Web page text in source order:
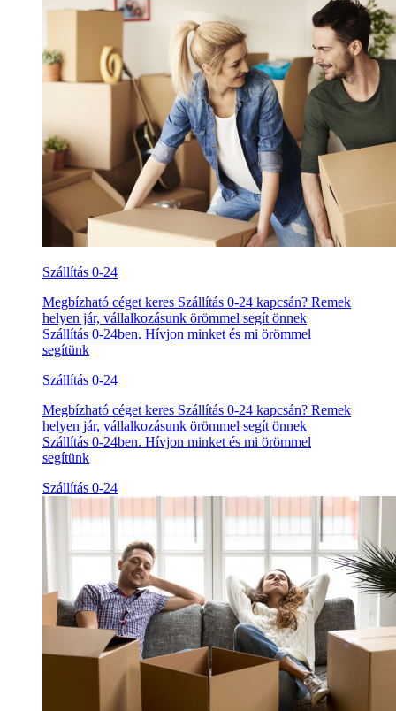
Szállítás 0-24
Megbízható céget keres Szállítás 0-24 kapcsán? Remek
helyen jár, vállalkozásunk örömmel segít önnek
Szállítás 0-24ben. Hívjon minket és mi örömmel
segítünk
Szállítás 0-24
Megbízható céget keres Szállítás 0-24 kapcsán? Remek
helyen jár, vállalkozásunk örömmel segít önnek
Szállítás 0-24ben. Hívjon minket és mi örömmel
segítünk
Szállítás 0-24